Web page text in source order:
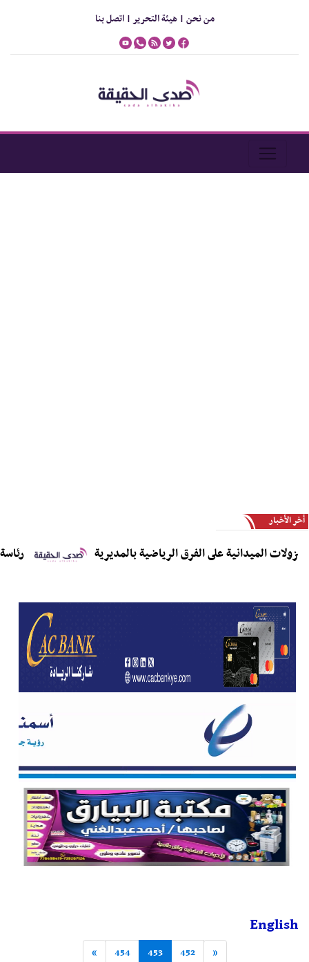
من نحن |هيئة التحرير |اتصل بنا
أخر الأخبار
الميدانية على الفرق الرياضية بالمديرية رئاسة
English
«
452
453
454
»